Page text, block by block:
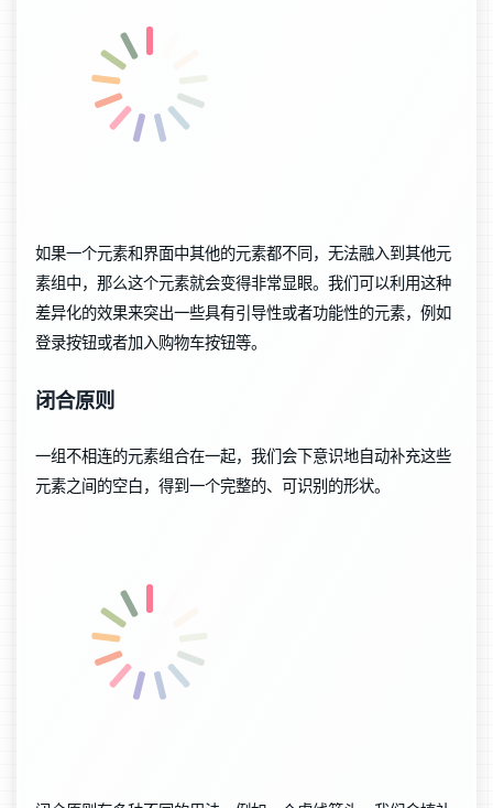
如果一个元素和界面中其他的元素都不同，无法融入到其他元
素组中，那么这个元素就会变得非常显眼。我们可以利用这种
差异化的效果来突出一些具有引导性或者功能性的元素，例如
登录按钮或者加入购物车按钮等。
闭合原则
一组不相连的元素组合在一起，我们会下意识地自动补充这些
元素之间的空白，得到一个完整的、可识别的形状。